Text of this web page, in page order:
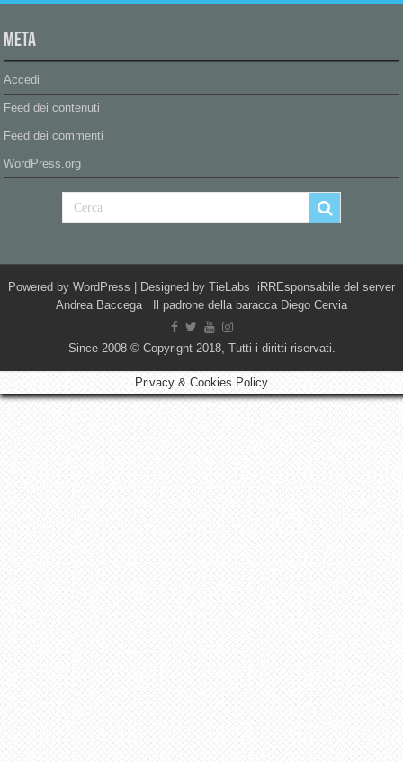
Meta
Accedi
Feed dei contenuti
Feed dei commenti
WordPress.org
Powered by WordPress | Designed by TieLabs iRREsponsabile del server
Andrea Baccega Il padrone della baracca Diego Cervia
Since 2008 © Copyright 2018, Tutti i diritti riservati.
Privacy & Cookies Policy